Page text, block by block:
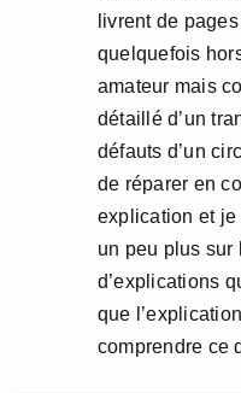
livrent de
quelquefois
amateur mais
détaillé d’un
défauts d’un
de réparer en
explication et je
un peu plus sur
d’explications
que
comprendre ce